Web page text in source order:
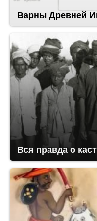
Варны Древней
Вся правда о